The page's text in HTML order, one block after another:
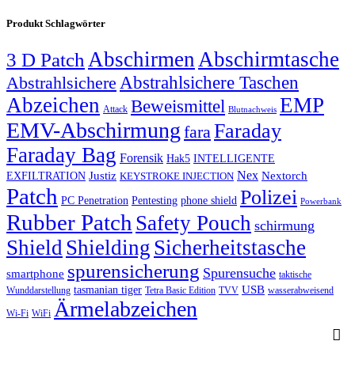
Produkt Schlagwörter
3 D Patch AbschirmenAbschirmtasche
Abstrahlsichere Abstrahlsichere Taschen
Abzeichen Attack Beweismittel Blutnachweis EMP
EMV-Abschirmung faraFaraday
Faraday Bag Forensik Hak5 INTELLIGENTE
EXFILTRATION Justiz KEYSTROKE INJECTION Nex Nextorch
Patch PC Penetration Pentesting phone shield Polizei Powerbank
Rubber Patch Safety Pouch schirmung
ShieldShielding Sicherheitstasche
smartphone spurensicherung Spurensuche taktische
Wunddarstellung tasmanian tiger Tetra Basic Edition TVV USB wasserabweisend
Wi-Fi WiFi Ärmelabzeichen